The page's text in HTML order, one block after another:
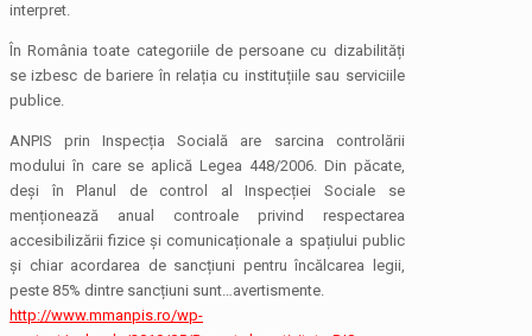
interpret.
În România toate categoriile de persoane cu dizabilități
se izbesc de bariere în relația cu instituțiile sau serviciile
publice.
ANPIS prin Inspecția Socială are sarcina controlării
modului în care se aplică Legea 448/2006. Din păcate,
deși în Planul de control al Inspecției Sociale se
menționează anual controale privind respectarea
accesibilizării fizice și comunicaționale a spațiului public
și chiar acordarea de sancțiuni pentru încălcarea legii,
peste 85% dintre sancțiuni sunt…avertismente.
http://www.mmanpis.ro/wp-